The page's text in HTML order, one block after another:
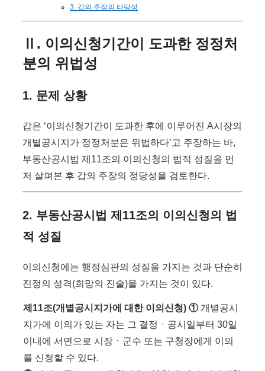
3. 갑의 주장의 타당성
Ⅱ. 이의신청기간이 도과한 정정처
분의 위법성
1. 문제 상황
갑은 ‘이의신청기간이 도과한 후에 이루어진 A시장의
개별공시지가 정정처분은 위법하다’고 주장하는 바,
부동산공시법 제11조의 이의신청의 법적 성질을 먼
저 살펴본 후 갑의 주장의 정당성을 검토한다.
2. 부동산공시법 제11조의 이의신청의 법
적 성질
이의신청에는 행정심판의 성질을 가지는 것과 단순히
진정의 성격(희망의 진술)을 가지는 것이 있다.
제11조(개별공시지가에 대한 이의신청) ①개별공시
지가에 이의가 있는 자는 그 결정ㆍ공시일부터 30일
이내에 서면으로 시장ㆍ군수 또는 구청장에게 이의
를 신청할 수 있다.